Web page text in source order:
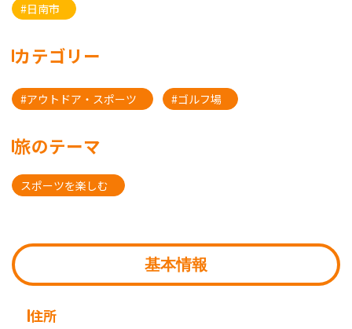
#日南市
カテゴリー
#アウトドア・スポーツ #ゴルフ場
旅のテーマ
スポーツを楽しむ
基本情報
住所